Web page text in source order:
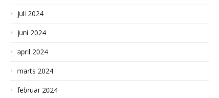
juli 2024
juni 2024
april 2024
marts 2024
februar 2024